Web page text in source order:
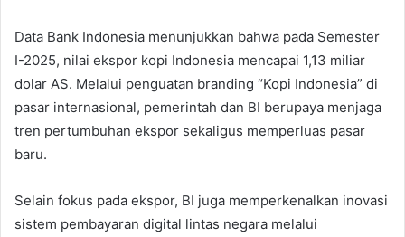
Data Bank Indonesia menunjukkan bahwa pada Semester
I-2025, nilai ekspor kopi Indonesia mencapai 1,13 miliar
dolar AS. Melalui penguatan branding “Kopi Indonesia” di
pasar internasional, pemerintah dan BI berupaya menjaga
tren pertumbuhan ekspor sekaligus memperluas pasar
baru.
Selain fokus pada ekspor, BI juga memperkenalkan inovasi
sistem pembayaran digital lintas negara melalui